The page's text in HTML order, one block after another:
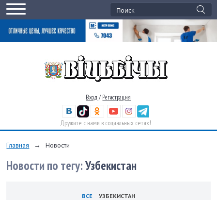
Вход / Регистрация
Дружите с нами в социальных сетях!
Главная → Новости
Новости по тегу:Узбекистан
ВСЕ УЗБЕКИСТАН